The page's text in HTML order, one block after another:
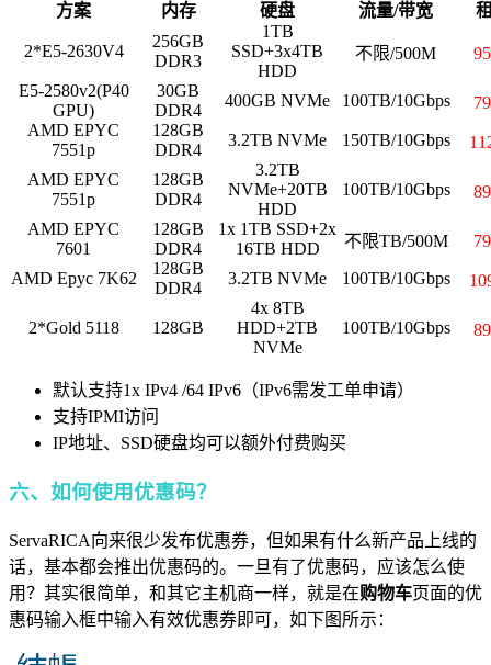
方案 内存 硬盘 流量/带宽
2*E5-2630V4
256GB
DDR3
1TB
SSD+3x4TB
HDD
不限/500M
E5-2580v2(P40
GPU)
30GB
DDR4
400GB NVMe 100TB/10Gbps
AMD EPYC
7551p
128GB
DDR4
3.2TB NVMe 150TB/10Gbps
AMD EPYC
7551p
128GB
DDR4
3.2TB
NVMe+20TB
HDD
100TB/10Gbps
AMD EPYC
7601
128GB
DDR4
1x 1TB SSD+2x
16TB HDD
不限TB/500M
AMD Epyc 7K62
128GB
DDR4
3.2TB NVMe 100TB/10Gbps
2*Gold 5118 128GB
4x 8TB
HDD+2TB
NVMe
100TB/10Gbps
默认支持1x IPv4 /64 IPv6（IPv6需发工单申请）
支持IPMI访问
IP地址、SSD硬盘均可以额外付费购买
六、如何使用优惠码？
ServaRICA向来很少发布优惠券，但如果有什么新产品上线的
话，基本都会推出优惠码的。一旦有了优惠码，应该怎么使
用？其实很简单，和其它主机商一样，就是在购物车页面的优
惠码输入框中输入有效优惠券即可，如下图所示：